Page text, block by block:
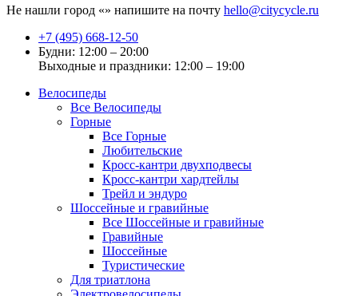
Не нашли город «» напишите на почту hello@citycycle.ru
+7 (495) 668-12-50
Будни: 12:00 – 20:00
Выходные и праздники: 12:00 – 19:00
Велосипеды
Все Велосипеды
Горные
Все Горные
Любительские
Кросс-кантри двухподвесы
Кросс-кантри хардтейлы
Трейл и эндуро
Шоссейные и гравийные
Все Шоссейные и гравийные
Гравийные
Шоссейные
Туристические
Для триатлона